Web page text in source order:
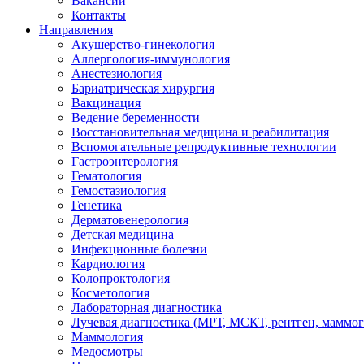
Контакты
Направления
Акушерство-гинекология
Аллергология-иммунология
Анестезиология
Бариатрическая хирургия
Вакцинация
Ведение беременности
Восстановительная медицина и реабилитация
Вспомогательные репродуктивные технологии
Гастроэнтерология
Гематология
Гемостазиология
Генетика
Дерматовенерология
Детская медицина
Инфекционные болезни
Кардиология
Колопроктология
Косметология
Лабораторная диагностика
Лучевая диагностика (МРТ, МСКТ, рентген,
Маммология
Медосмотры